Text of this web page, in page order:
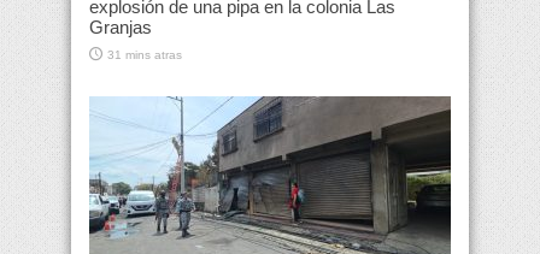
explosión de una pipa en la colonia Las
Granjas
31 mins atras